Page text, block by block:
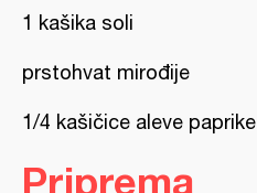
1 kašika soli
prstohvat mirođije
1/4 kašičice aleve paprike
Priprema